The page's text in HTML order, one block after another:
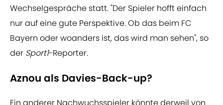
Wechselgespräche statt. "Der Spieler hofft einfach
nur auf eine gute Perspektive. Ob das beim FC
Bayern oder woanders ist, das wird man sehen", so
der Sport1-Reporter.
Aznou als Davies-Back-up?